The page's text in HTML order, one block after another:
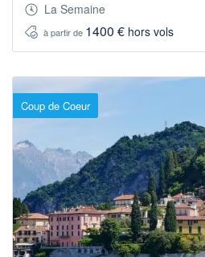
La Semaine
à partir de 1400 € hors vols
Coup de Coeur